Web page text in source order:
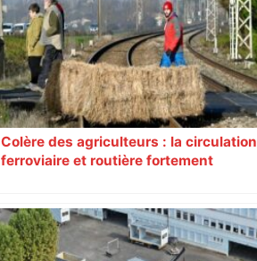
Colère des agriculteurs : la circulation
ferroviaire et routière fortement